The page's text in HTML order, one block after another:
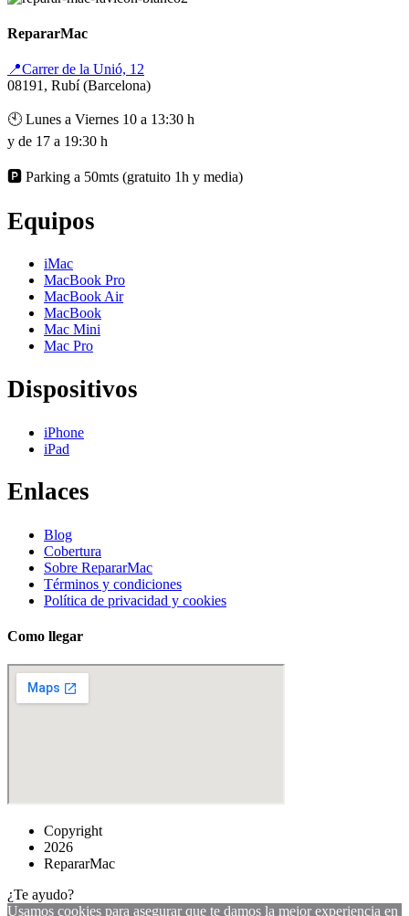
RepararMac
📍Carrer de la Unió, 12
08191, Rubí (Barcelona)
🕙 Lunes a Viernes 10 a 13:30 h
y de 17 a 19:30 h
🅿️ Parking a 50mts (gratuito 1h y media)
Equipos
iMac
MacBook Pro
MacBook Air
MacBook
Mac Mini
Mac Pro
Dispositivos
iPhone
iPad
Enlaces
Blog
Cobertura
Sobre RepararMac
Términos y condiciones
Política de privacidad y cookies
Como llegar
Copyright
2026
RepararMac
¿Te ayudo?
Usamos cookies para asegurar que te damos la mejor experiencia en